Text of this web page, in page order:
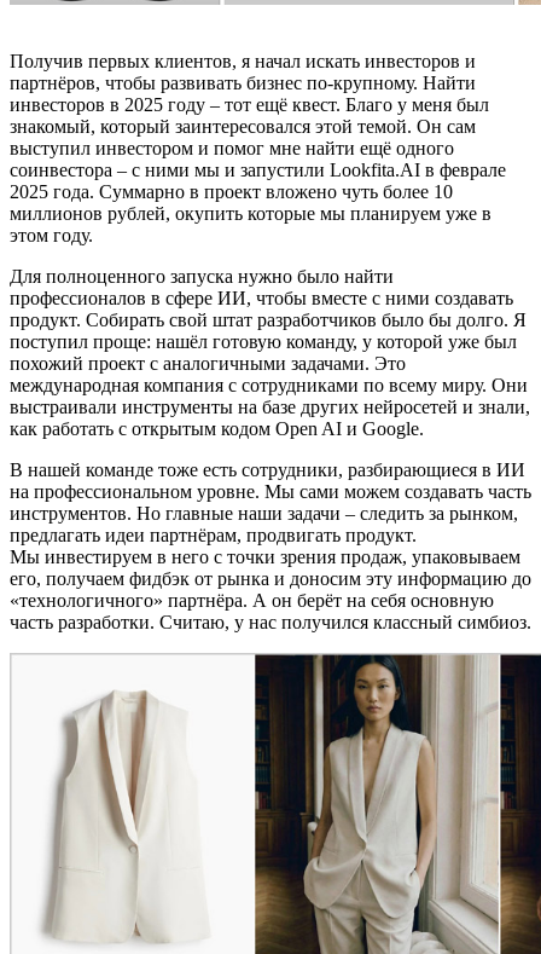
Получив первых клиентов, я начал искать инвесторов и
партнёров, чтобы развивать бизнес по-крупному. Найти
инвесторов в 2025 году – тот ещё квест. Благо у меня был
знакомый, который заинтересовался этой темой. Он сам
выступил инвестором и помог мне найти ещё одного
соинвестора – с ними мы и запустили Lookfita.AI в феврале
2025 года. Суммарно в проект вложено чуть более 10
миллионов рублей, окупить которые мы планируем уже в
этом году.
Для полноценного запуска нужно было найти
профессионалов в сфере ИИ, чтобы вместе с ними создавать
продукт. Собирать свой штат разработчиков было бы долго. Я
поступил проще: нашёл готовую команду, у которой уже был
похожий проект с аналогичными задачами. Это
международная компания с сотрудниками по всему миру. Они
выстраивали инструменты на базе других нейросетей и знали,
как работать с открытым кодом Open AI и Google.
В нашей команде тоже есть сотрудники, разбирающиеся в ИИ
на профессиональном уровне. Мы сами можем создавать часть
инструментов. Но главные наши задачи – следить за рынком,
предлагать идеи партнёрам, продвигать продукт.
Мы инвестируем в него с точки зрения продаж, упаковываем
его, получаем фидбэк от рынка и доносим эту информацию до
«технологичного» партнёра. А он берёт на себя основную
часть разработки. Считаю, у нас получился классный симбиоз.